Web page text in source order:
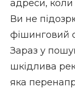
адреси,
Ви не
фішинговий
Зараз у
шкідлива
яка